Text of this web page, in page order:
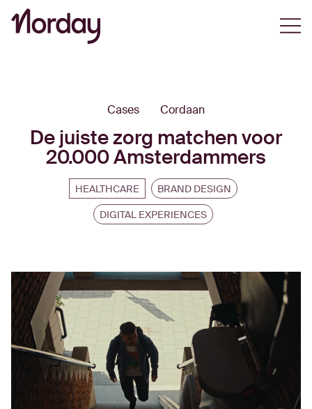
Cases Cordaan
De juiste zorg matchen voor
20.000 Amsterdammers
HEALTHCARE BRAND DESIGN
DIGITAL EXPERIENCES